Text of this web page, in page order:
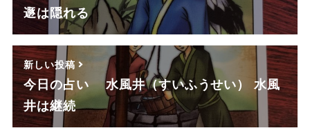
遯は隠れる
新しい投稿
今日の占い 水風井（すいふうせい） 水風
井は継続